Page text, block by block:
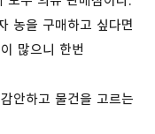
농을 구매하고 싶다면
많으니 한번
안하고 물건을 고르는